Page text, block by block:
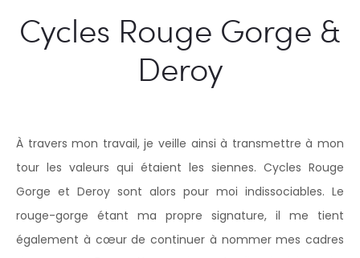
Cycles Rouge Gorge &
Deroy
À travers mon travail, je veille ainsi à transmettre à mon
tour les valeurs qui étaient les siennes. Cycles Rouge
Gorge et Deroy sont alors pour moi indissociables. Le
rouge-gorge étant ma propre signature, il me tient
également à cœur de continuer à nommer mes cadres